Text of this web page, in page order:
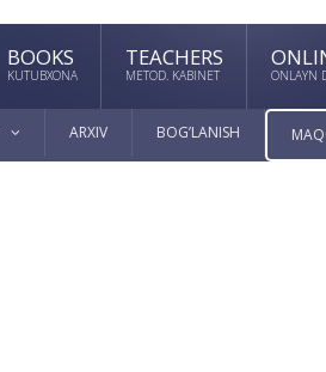
BOOKS
KUTUBXONA
TEACHERS
METOD. KABINET ONLAYN
ARXIV BOG’LANISH